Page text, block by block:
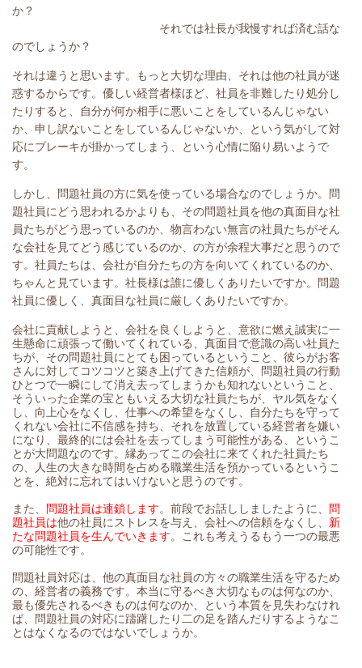
か？
それでは社長が我慢すれば済む話な
のでしょうか？
それは違うと思います。もっと大切な理由、それは他の社員が迷
惑するからです。優しい経営者様ほど、社員を非難したり処分し
たりすると、自分が何か相手に悪いことをしているんじゃない
か、申し訳ないことをしているんじゃないか、という気がして対
応にブレーキが掛かってしまう、という心情に陥り易いようで
す。
しかし、問題社員の方に気を使っている場合なのでしょうか。問
題社員にどう思われるかよりも、その問題社員を他の真面目な社
員たちがどう思っているのか、物言わない無言の社員たちがそん
な会社を見てどう感じているのか、の方が余程大事だと思うので
す。社員たちは、会社が自分たちの方を向いてくれているのか、
ちゃんと見ています。社長様は誰に優しくありたいですか。問題
社員に優しく、真面目な社員に厳しくありたいですか。
会社に貢献しようと、会社を良くしようと、意欲に燃え誠実に一
生懸命に頑張って働いてくれている、真面目で意識の高い社員た
ちが、その問題社員にとても困っているということ、彼らがお客
さんに対してコツコツと築き上げてきた信頼が、問題社員の行動
ひとつで一瞬にして消え去ってしまうかも知れないということ、
そういった企業の宝ともいえる大切な社員たちが、ヤル気をなく
し、向上心をなくし、仕事への希望をなくし、自分たちを守って
くれない会社に不信感を持ち、それを放置している経営者を嫌い
になり、最終的には会社を去ってしまう可能性がある、というこ
とが大問題なのです。縁あってこの会社に来てくれた社員たち
の、人生の大きな時間を占める職業生活を預かっているというこ
とを、絶対に忘れてはいけないと思うのです。
また、 問題社員は連鎖します。前段でお話ししましたように、
問
題社員は他の社員にストレスを与え、会社への信頼をなくし、 新
たな問題社員を生んでいきます。これも考えうるもう一つの最悪
の可能性です。
問題社員対応は、他の真面目な社員の方々の職業生活を守るため
の、経営者の義務です。本当に守るべき大切なものは何なのか、
最も優先されるべきものは何なのか、という本質を見失わなけれ
ば、問題社員の対応に躊躇したり二の足を踏んだりするようなこ
とはなくなるのではないでしょうか。